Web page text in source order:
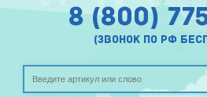
8 (800)
(звонок по рф